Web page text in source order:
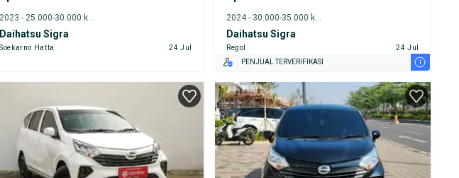
2023 - 25.000-30.000 km
Daihatsu Sigra
Soekarno Hatta 24 Jul
2024 - 30.000-35.000 km
Daihatsu Sigra
Regol
24 Jul
PENJUAL TERVERIFIKASI
i